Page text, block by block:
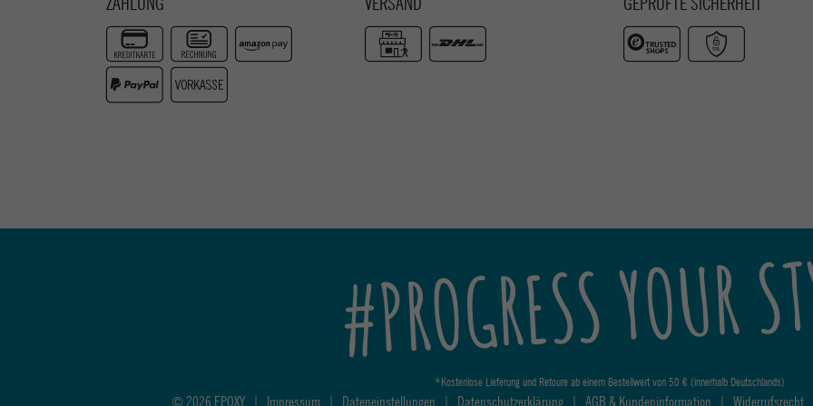
#PROGRESS YOUR
*Kostenlose Lieferung und Retoure ab einem Bestellwert von 50 € (innerhalb Deutschlands)
© 2026 EPOXY | Impressum | Dateneinstellungen | Datenschutzerklärung | AGB & Kundeninformation | Widerrufsrecht